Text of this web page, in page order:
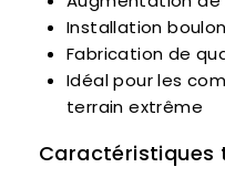
Installation
Fabrication de
Idéal pour les
terrain extrême
Caractéristiques